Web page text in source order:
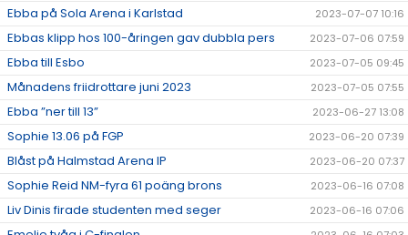
Ebba på Sola Arena i Karlstad 2023-07-07 10:16
Ebbas klipp hos 100-åringen gav dubbla pers 2023-07-06 07:59
Ebba till Esbo 2023-07-05 09:45
Månadens friidrottare juni 2023 2023-07-05 07:55
Ebba ”ner till 13” 2023-06-27 13:08
Sophie 13.06 på FGP 2023-06-20 07:39
Blåst på Halmstad Arena IP 2023-06-20 07:37
Sophie Reid NM-fyra 61 poäng brons 2023-06-16 07:08
Liv Dinis firade studenten med seger 2023-06-16 07:06